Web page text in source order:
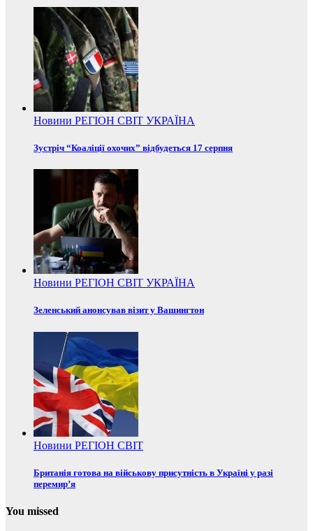
Новини РЕГІОН СВІТ УКРАЇНА
Зустріч “Коаліції охочих” відбудеться 17 серпня
Новини РЕГІОН СВІТ УКРАЇНА
Зеленський анонсував візит у Вашингтон
Новини РЕГІОН СВІТ
Британія готова на військову присутність в Україні у разі
перемир’я
You missed